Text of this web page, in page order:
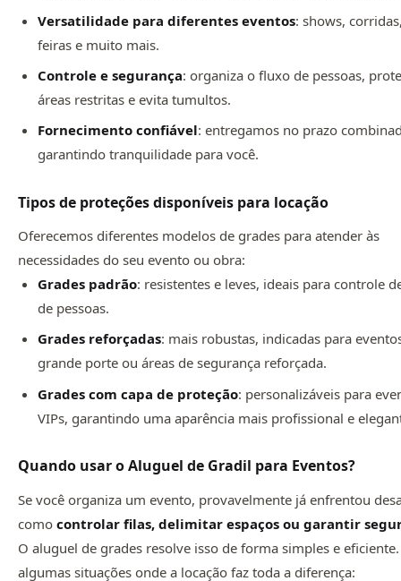
Versatilidade para diferentes eventos: shows,
feiras e muito mais.
Controle e segurança: organiza o fluxo de pessoas,
áreas restritas e evita tumultos.
Fornecimento confiável: entregamos no prazo
garantindo tranquilidade para você.
Tipos de proteções disponíveis para locação
Oferecemos diferentes modelos de grades para atender às
necessidades do seu evento ou obra:
Grades padrão: resistentes e leves, ideais para controle
de pessoas.
Grades reforçadas: mais robustas, indicadas para
grande porte ou áreas de segurança reforçada.
Grades com capa de proteção: personalizáveis para
VIPs, garantindo uma aparência mais profissional e
Quando usar o Aluguel de Gradil para Eventos?
Se você organiza um evento, provavelmente já enfrentou
como controlar filas, delimitar espaços ou garantir
O aluguel de grades resolve isso de forma simples e eficiente.
algumas situações onde a locação faz toda a diferença: